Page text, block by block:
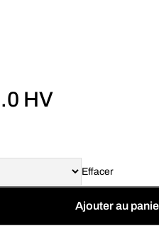
HV
Effacer
Ajouter au